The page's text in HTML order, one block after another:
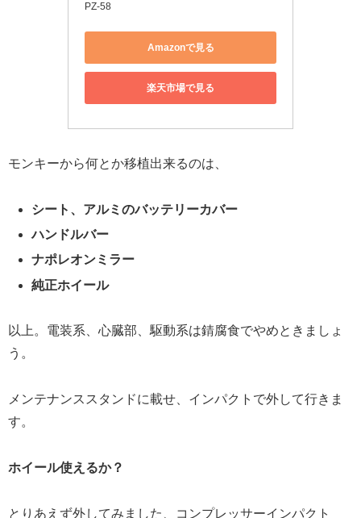
PZ-58
Amazonで見る
楽天市場で見る
モンキーから何とか移植出来るのは、
シート、アルミのバッテリーカバー
ハンドルバー
ナポレオンミラー
純正ホイール
以上。電装系、心臓部、駆動系は錆腐食でやめときましょ
う。
メンテナンススタンドに載せ、インパクトで外して行きま
す。
ホイール使えるか？
とりあえず外してみました、コンプレッサーインパクト